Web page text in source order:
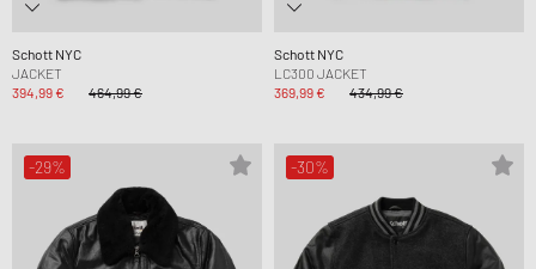
Schott NYC
JACKET
394,99 €
464,99 €
Schott NYC
LC300 JACKET
369,99 €
434,99 €
-29% -30%